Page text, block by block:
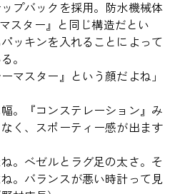
プバックを採用。防水機械体
スター』と同じ構造だとい
ッキンを入れることによって
。
マスター』という顔だよね」
。『コンステレーション』み
く、スポーティー感が出ます
。ベゼルとラグ足の太さ。そ
。バランスが悪い時計って見